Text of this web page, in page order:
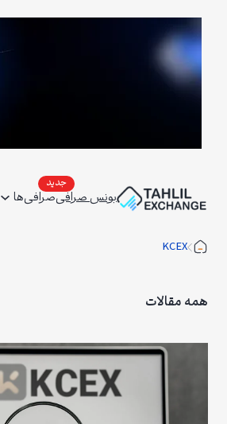
بونس صرافیصرافی‌ها
KCEX
همه مقالات